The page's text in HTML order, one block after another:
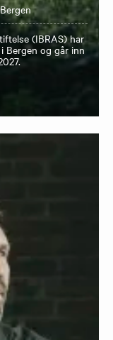
(IBRAS) har
Bergen og går inn